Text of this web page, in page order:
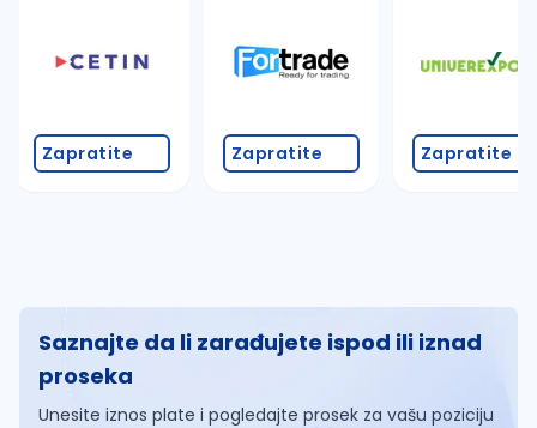
Zapratite Zapratite Zapratite
Saznajte da li zarađujete ispod ili iznad
proseka
Unesite iznos plate i pogledajte prosek za vašu poziciju